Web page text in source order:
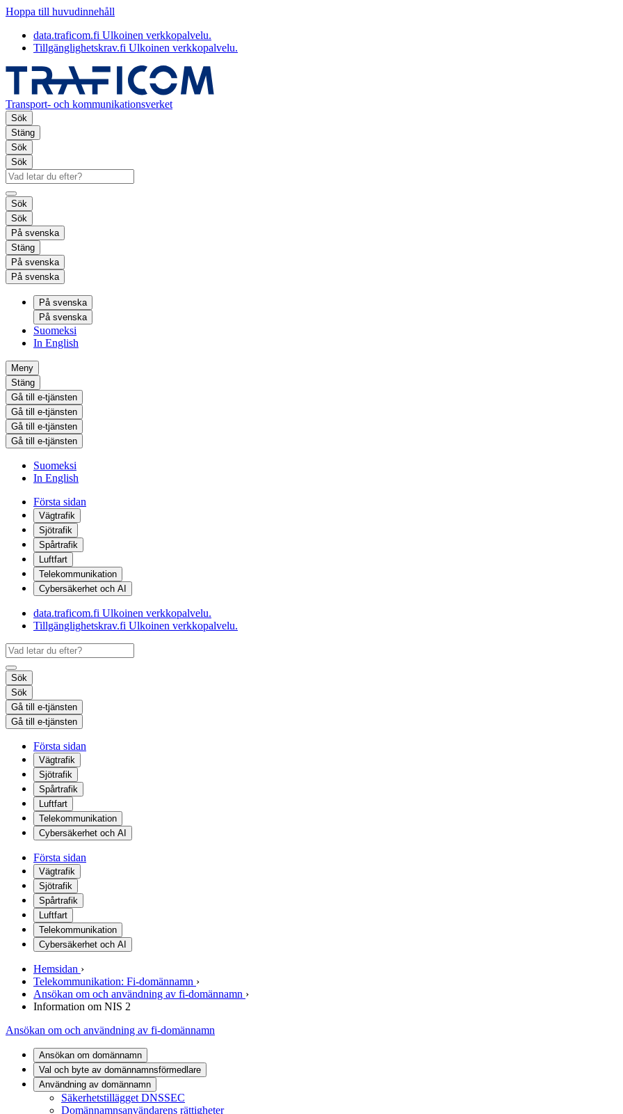
Hoppa till huvudinnehåll
data.traficom.fi Ulkoinen verkkopalvelu.
Tillgänglighetskrav.fi Ulkoinen verkkopalvelu.
Transport- och kommunikationsverket
Sök
Stäng
Sök
Sök
Sök
Sök
På svenska
Stäng
På svenska
På svenska
På svenska
På svenska
Suomeksi
In English
Meny
Stäng
Gå till e-tjänsten
Gå till e-tjänsten
Gå till e-tjänsten
Gå till e-tjänsten
Suomeksi
In English
Första sidan
Vägtrafik
Sjötrafik
Spårtrafik
Luftfart
Telekommunikation
Cybersäkerhet och AI
data.traficom.fi Ulkoinen verkkopalvelu.
Tillgänglighetskrav.fi Ulkoinen verkkopalvelu.
Sök
Sök
Gå till e-tjänsten
Gå till e-tjänsten
Första sidan
Vägtrafik
Sjötrafik
Spårtrafik
Luftfart
Telekommunikation
Cybersäkerhet och AI
Första sidan
Vägtrafik
Sjötrafik
Spårtrafik
Luftfart
Telekommunikation
Cybersäkerhet och AI
Hemsidan ›
Telekommunikation: Fi-domännamn ›
Ansökan om och användning av fi-domännamn ›
Information om NIS 2
Ansökan om och användning av fi-domännamn
Ansökan om domännamn
Val och byte av domännamnsförmedlare
Användning av domännamn
Säkerhetstillägget DNSSEC
Domännamnsanvändarens rättigheter